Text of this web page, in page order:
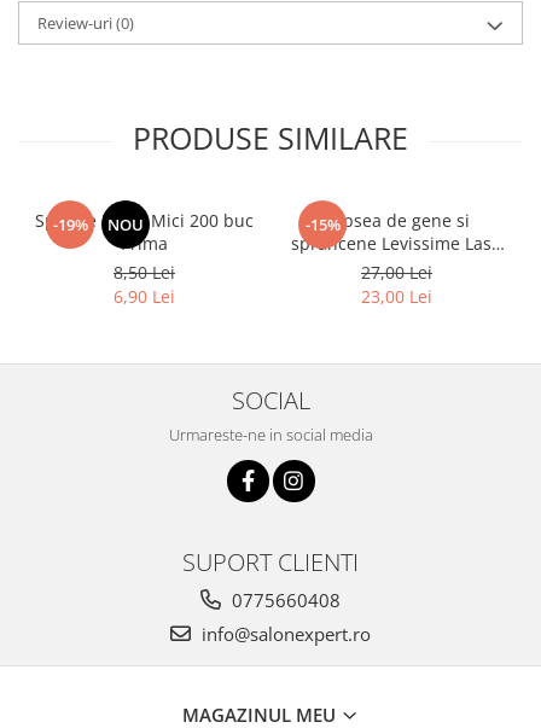
Review-uri(0)
PRODUSE SIMILARE
-19% NOU
Spatule Lemn Mici 200 buc
Prima
8,50 Lei
6,90 Lei
-15%Vopsea de gene si
sprancene Levissime Lash
Color 7-7 Maro Deschis
15ml
27,00 Lei
23,00 Lei
SOCIAL
Urmareste-ne in social media
SUPORT CLIENTI
0775660408
info@salonexpert.ro
MAGAZINUL MEU